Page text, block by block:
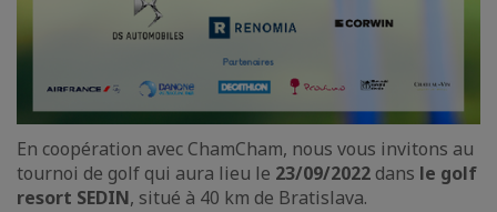
En coopération avec ChamCham, nous vous invitons au
tournoi de golf qui aura lieu le 23/09/2022dans le golf
resort SEDIN, situé à 40 km de Bratislava.